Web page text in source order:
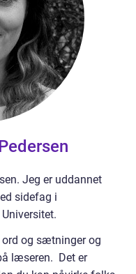
Jeg er uddannet
sidefag i
og sætninger og
læseren. Det er